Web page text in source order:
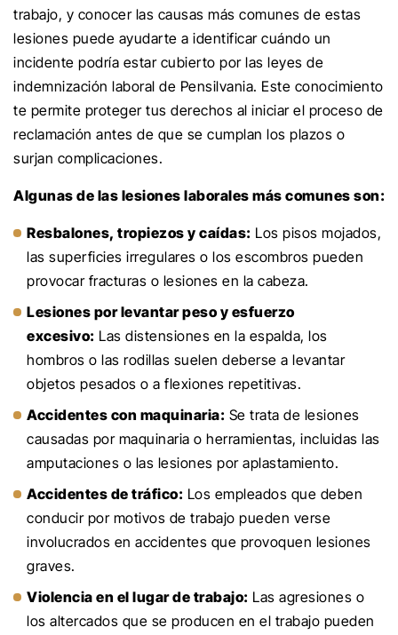
trabajo, y conocer las causas más comunes de estas
lesiones puede ayudarte a identificar cuándo un
incidente podría estar cubierto por las leyes de
indemnización laboral de Pensilvania. Este conocimiento
te permite proteger tus derechos al iniciar el proceso de
reclamación antes de que se cumplan los plazos o
surjan complicaciones.
Algunas de las lesiones laborales más comunes son:
Resbalones, tropiezos y caídas: Los pisos mojados,
las superficies irregulares o los escombros pueden
provocar fracturas o lesiones en la cabeza.
Lesiones por levantar peso y esfuerzo
excesivo: Las distensiones en la espalda, los
hombros o las rodillas suelen deberse a levantar
objetos pesados o a flexiones repetitivas.
Accidentes con maquinaria: Se trata de lesiones
causadas por maquinaria o herramientas, incluidas las
amputaciones o las lesiones por aplastamiento.
Accidentes de tráfico: Los empleados que deben
conducir por motivos de trabajo pueden verse
involucrados en accidentes que provoquen lesiones
graves.
Violencia en el lugar de trabajo: Las agresiones o
los altercados que se producen en el trabajo pueden